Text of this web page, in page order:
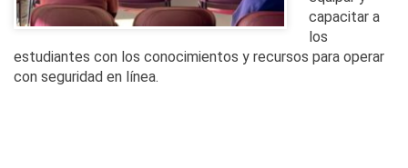
capacitar a
los
estudiantes con los conocimientos y recursos para operar
con seguridad en línea.